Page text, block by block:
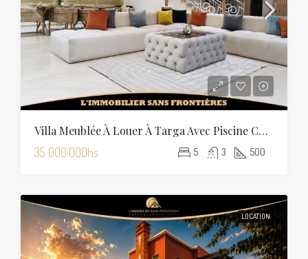
Villa Meublée À Louer À Targa Avec Piscine Chauffée
35 000.00Dhs 5 3 500
LOCATION